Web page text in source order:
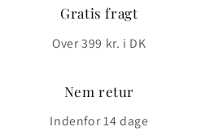
Gratis fragt
Over 399 kr. i DK
Nem retur
Indenfor 14 dage